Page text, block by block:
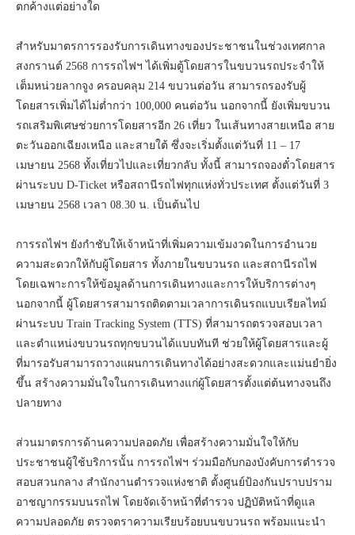
ตกค้างแต่อย่างใด
สำหรับมาตรการรองรับการเดินทางของประชาชนในช่วงเทศกาล
สงกรานต์ 2568 การรถไฟฯ ได้เพิ่มตู้โดยสารในขบวนรถประจำให้
เต็มหน่วยลากจูง ครอบคลุม 214 ขบวนต่อวัน สามารถรองรับผู้
โดยสารเพิ่มได้ไม่ต่ำกว่า 100,000 คนต่อวัน นอกจากนี้ ยังเพิ่มขบวน
รถเสริมพิเศษช่วยการโดยสารอีก 26 เที่ยว ในเส้นทางสายเหนือ สาย
ตะวันออกเฉียงเหนือ และสายใต้ ซึ่งจะเริ่มตั้งแต่วันที่ 11 – 17
เมษายน 2568 ทั้งเที่ยวไปและเที่ยวกลับ ทั้งนี้ สามารถจองตั๋วโดยสาร
ผ่านระบบ D-Ticket หรือสถานีรถไฟทุกแห่งทั่วประเทศ ตั้งแต่วันที่ 3
เมษายน 2568 เวลา 08.30 น. เป็นต้นไป
การรถไฟฯ ยังกำชับให้เจ้าหน้าที่เพิ่มความเข้มงวดในการอำนวย
ความสะดวกให้กับผู้โดยสาร ทั้งภายในขบวนรถ และสถานีรถไฟ
โดยเฉพาะการให้ข้อมูลด้านการเดินทางและการให้บริการต่างๆ
นอกจากนี้ ผู้โดยสารสามารถติดตามเวลาการเดินรถแบบเรียลไทม์
ผ่านระบบ Train Tracking System (TTS) ที่สามารถตรวจสอบเวลา
และตำแหน่งขบวนรถทุกขบวนได้แบบทันที ช่วยให้ผู้โดยสารและผู้
ที่มารอรับสามารถวางแผนการเดินทางได้อย่างสะดวกและแม่นยำยิ่ง
ขึ้น สร้างความมั่นใจในการเดินทางแก่ผู้โดยสารตั้งแต่ต้นทางจนถึง
ปลายทาง
ส่วนมาตรการด้านความปลอดภัย เพื่อสร้างความมั่นใจให้กับ
ประชาชนผู้ใช้บริการนั้น การรถไฟฯ ร่วมมือกับกองบังคับการตำรวจ
สอบสวนกลาง สำนักงานตำรวจแห่งชาติ ตั้งศูนย์ป้องกันปราบปราม
อาชญากรรมบนรถไฟ โดยจัดเจ้าหน้าที่ตำรวจ ปฏิบัติหน้าที่ดูแล
ความปลอดภัย ตรวจตราความเรียบร้อยบนขบวนรถ พร้อมแนะนำ